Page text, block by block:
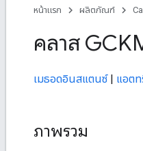
หน้าแรก ผลิตภัณฑ์
คลาส
เมธอดอินสแตนซ์| แอตท
ภาพรวม